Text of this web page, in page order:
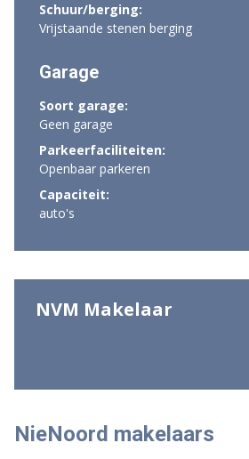
Schuur/berging:
Vrijstaande stenen berging
Garage
Soort garage:
Geen garage
Parkeerfaciliteiten:
Openbaar parkeren
Capaciteit:
auto's
NVM Makelaar
NieNoord makelaars